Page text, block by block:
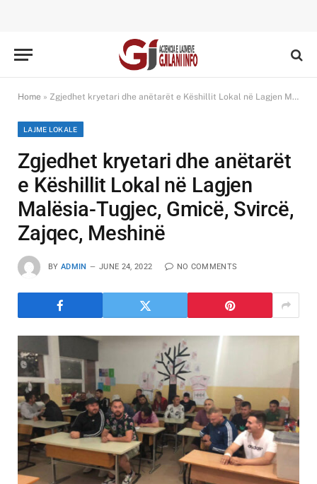
Home » Zgjedhet kryetari dhe anëtarët e Këshillit Lokal në Lagjen Malësia-Tugjec, Gmicë, Svircë, Zajqec, Meshinë
LAJME LOKALE
Zgjedhet kryetari dhe anëtarët
e Këshillit Lokal në Lagjen
Malësia-Tugjec, Gmicë, Svircë,
Zajqec, Meshinë
BY ADMIN JUNE 24, 2022 NO COMMENTS